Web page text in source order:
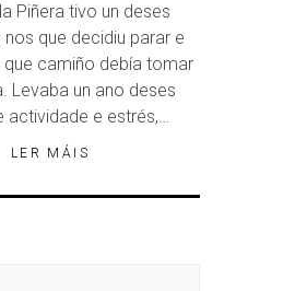
Piñera tivo un deses
que decidiu parar e
que camiño debía tomar
Levaba un ano deses
actividade e estrés,…
LER MÁIS